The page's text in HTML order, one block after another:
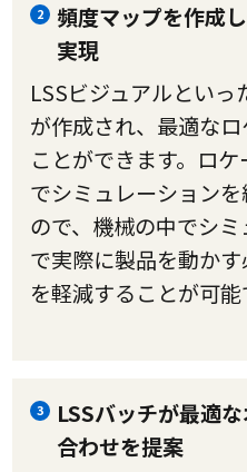
2
頻度マップを作成
実現
LSSビジュアルとい
が作成され、最適な
ことができます。ロ
でシミュレーション
ので、機械の中でシ
で実際に製品を動か
を軽減することが可能
3
LSSバッチが最適
合わせを提案